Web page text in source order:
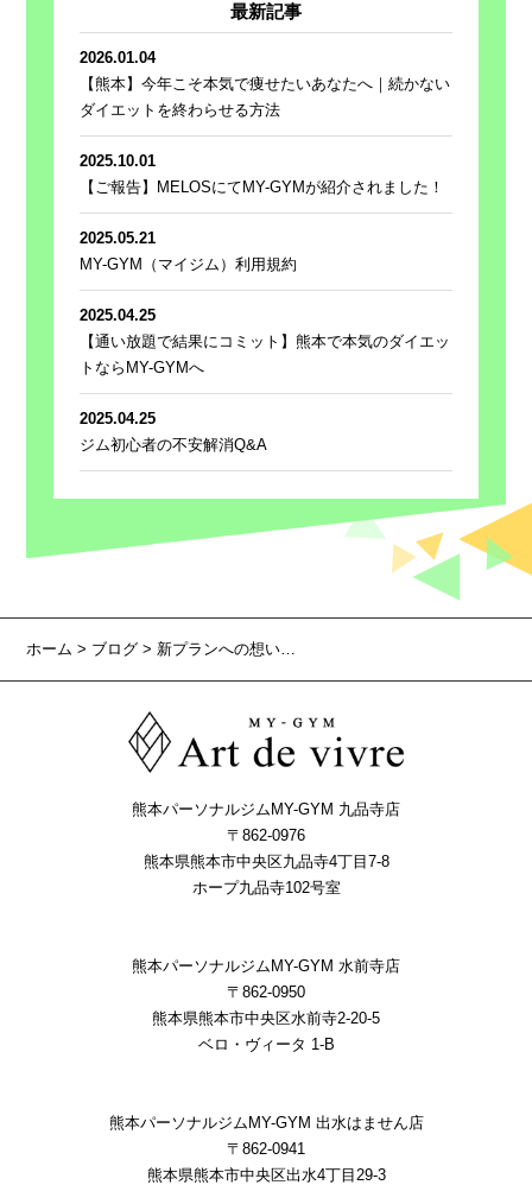
最新記事
2026.01.04
【熊本】今年こそ本気で痩せたいあなたへ｜続かない
ダイエットを終わらせる方法
2025.10.01
【ご報告】MELOSにてMY-GYMが紹介されました！
2025.05.21
MY-GYM（マイジム）利用規約
2025.04.25
【通い放題で結果にコミット】熊本で本気のダイエッ
トならMY-GYMへ
2025.04.25
ジム初心者の不安解消Q&A
ホーム> ブログ > 新プランへの想い…
熊本パーソナルジムMY-GYM 九品寺店
〒862-0976
熊本県熊本市中央区九品寺4丁目7-8
ホープ九品寺102号室
熊本パーソナルジムMY-GYM 水前寺店
〒862-0950
熊本県熊本市中央区水前寺2-20-5
ベロ・ヴィータ 1-B
熊本パーソナルジムMY-GYM 出水はません店
〒862-0941
熊本県熊本市中央区出⽔4丁⽬29-3